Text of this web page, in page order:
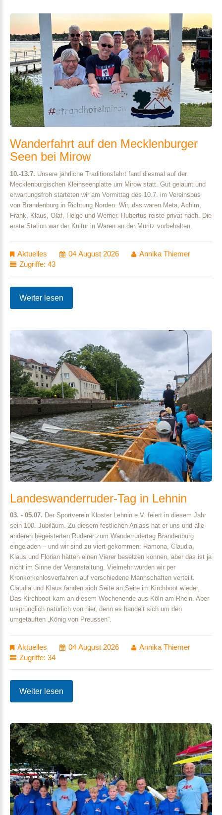
Wanderfahrt auf den Mecklenburger
Seen bei Mirow
10.-13.7. Unsere jährliche Traditionsfahrt fand diesmal auf der
Mecklenburgischen Kleinseenplatte um Mirow statt. Gut gelaunt und
erwartungsfroh starteten wir am Vormittag des 10.7. im Vereinsbus
von Brandenburg in Richtung Norden. Wir, das waren Meta, Achim,
Frank, Klaus, Olaf, Helge und Werner. Hubertus reiste privat nach. Die
erste Station war der Kultur in Waren an der Müritz vorbehalten.
Aktuelles 04 August 2026
Annika Thiemer
Zugriffe: 43
Weiter lesen
Landeswanderruder-Tag in Lehnin
03. - 05.07. Der Sportverein Kloster Lehnin e.V. feiert in diesem Jahr
sein 100. Jubiläum. Zu diesem festlichen Anlass hat er uns und alle
anderen begeisterten Ruderer zum Wanderrudertag Brandenburg
eingeladen – und wir sind zu viert gekommen: Ramona, Claudia,
Klaus und Florian hätten einen Vierer besetzen können, aber das ist ja
nicht im Sinne der Veranstaltung. Vielmehr wurden wir per
Kronkorkenlosverfahren auf verschiedene Mannschaften verteilt.
Claudia und Klaus fanden sich Seite an Seite im Kirchboot wieder.
Das Kirchboot kam an diesem Wochenende aus Köln am Rhein. Aber
ursprünglich natürlich von hier, denn es handelt sich um den
umgetauften „König von Preussen“.
Aktuelles 04 August 2026
Annika Thiemer
Zugriffe: 34
Weiter lesen